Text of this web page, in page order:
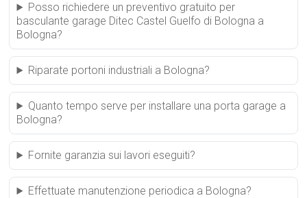
Posso richiedere un preventivo gratuito per
basculante garage Ditec Castel Guelfo di Bologna a
Bologna?
Riparate portoni industriali a Bologna?
Quanto tempo serve per installare una porta garage a
Bologna?
Fornite garanzia sui lavori eseguiti?
Effettuate manutenzione periodica a Bologna?